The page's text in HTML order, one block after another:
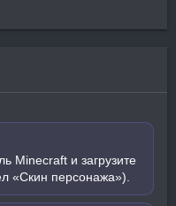
Minecraft и загрузите
«Скин персонажа»).